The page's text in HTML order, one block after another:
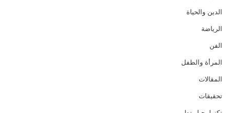
الدين والحياة
الرياضة
الفن
المرأة والطفل
المقالات
تحقيقات